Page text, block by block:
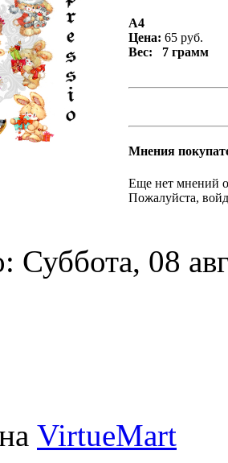
А4
Цена: 65 руб.
Вес: 7 грамм
Мнения
Еще нет мнений
Пожалуйста,
Суббота, 08
VirtueMart